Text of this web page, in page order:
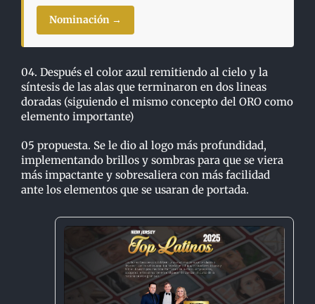
Nominación →
04. Después el color azul remitiendo al cielo y la
síntesis de las alas que terminaron en dos lineas
doradas (siguiendo el mismo concepto del ORO como
elemento importante)
05 propuesta. Se le dio al logo más profundidad,
implementando brillos y sombras para que se viera
más impactante y sobresaliera con más facilidad
ante los elementos que se usaran de portada.